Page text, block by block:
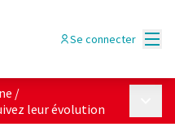
Se connecter
/
leur évolution